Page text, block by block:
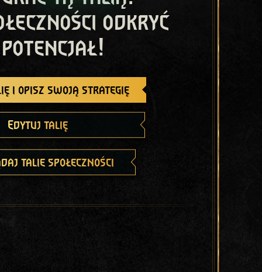
odkryć
i opisz swoją strategię
Edytuj talię
talie społeczności